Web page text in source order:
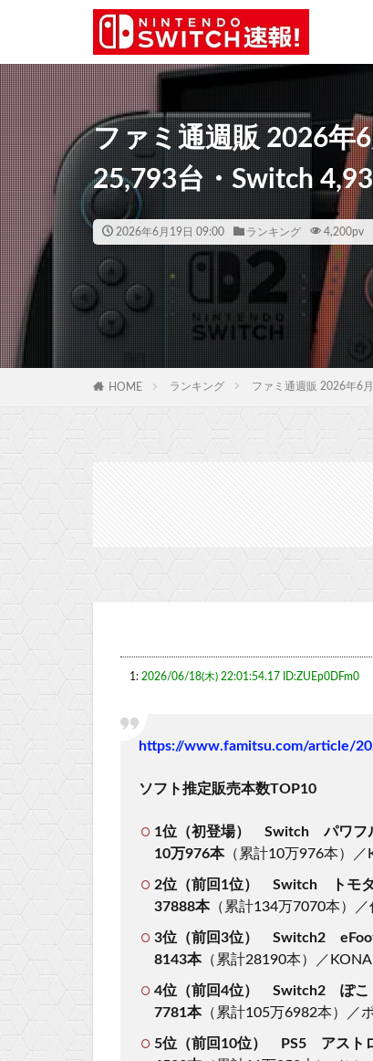
ファミ通週販 2026年
25,793台・Switch
2026年6月19日 09:00 ランキング 4,200pv
HOME ランキング ファミ通週販 2026年6
1: 2026/06/18(木) 22:01:54.17 ID:ZUEp0DFm0
https://www.famitsu.com/article/
ソフト推定販売本数TOP10
1位（初登場） Switch パワフ
10万976本（累計10万976本）／
2位（前回1位） Switch トモダ
37888本（累計134万7070本）
3位（前回3位） Switch2
8143本（累計28190本）／
4位（前回4位） Switch2 ぽこ
7781本（累計105万6982本）／
5位（前回10位） PS5 アスト